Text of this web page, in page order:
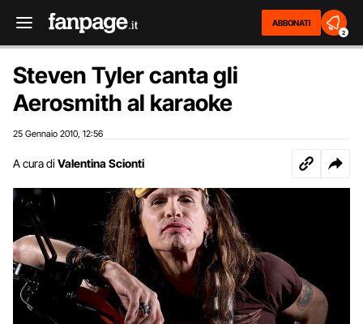
ABBONATI
2
Steven Tyler canta gli
Aerosmith al karaoke
25 Gennaio 2010 12:56
A cura di Valentina Scionti